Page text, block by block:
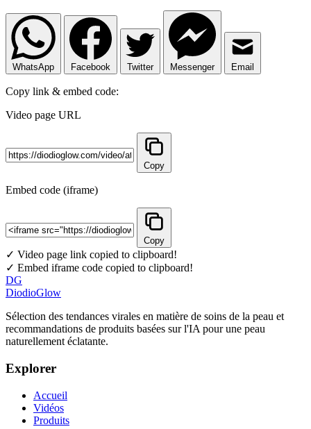
WhatsApp Facebook Twitter Messenger Email
Copy link & embed code:
Video page URL
Copy
Embed code (iframe)
Copy
✓ Video page link copied to clipboard!
✓ Embed iframe code copied to clipboard!
DG
DiodioGlow
Sélection des tendances virales en matière de soins de la peau et
recommandations de produits basées sur l'IA pour une peau
naturellement éclatante.
Explorer
Accueil
Vidéos
Produits